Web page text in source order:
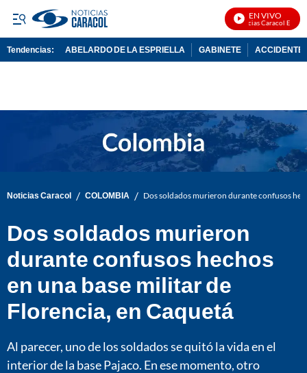
EN VIVO
Noticias Caracol En Vivo
Tendencias: ABELARDO DE LA ESPRIELLA GABINETE ACCIDENTE
Noticias Caracol / COLOMBIA / Dos soldados murieron durante confusos
Dos soldados murieron
durante confusos hechos
en una base militar de
Florencia, en Caquetá
Al parecer, uno de los soldados se quitó la vida en el
interior de la base Pajaco. En ese momento, otro